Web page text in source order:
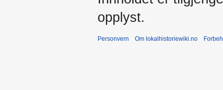
opplyst.
Personvern Om lokalhistoriewiki.no